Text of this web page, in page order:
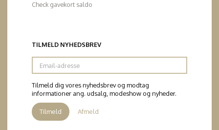
Check gavekort saldo
TILMELD NYHEDSBREV
Email-
adresse
Tilmeld dig vores nyhedsbrev og modtag
informationer ang. udsalg, modeshow og nyheder.
Tilmeld Afmeld